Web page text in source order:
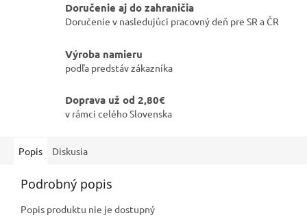
Doručenie aj do zahraničia
Doručenie v nasledujúci pracovný deň pre SR a ČR
Výroba namieru
podľa predstáv zákazníka
Doprava už od 2,80€
v rámci celého Slovenska
Popis Diskusia
Podrobný popis
Popis produktu nie je dostupný